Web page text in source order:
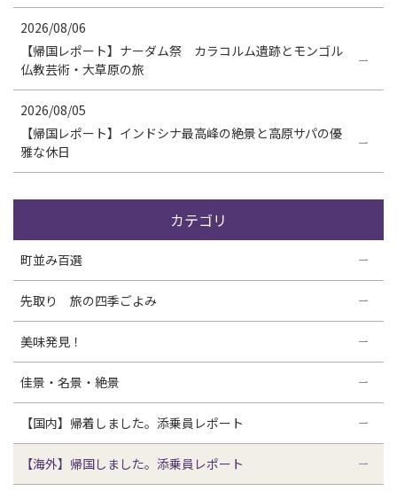
2026/08/06
【帰国レポート】ナーダム祭 カラコルム遺跡とモンゴル
仏教芸術・大草原の旅
2026/08/05
【帰国レポート】インドシナ最高峰の絶景と高原サパの優
雅な休日
カテゴリ
町並み百選
先取り 旅の四季ごよみ
美味発見！
佳景・名景・絶景
【国内】帰着しました。添乗員レポート
【海外】帰国しました。添乗員レポート